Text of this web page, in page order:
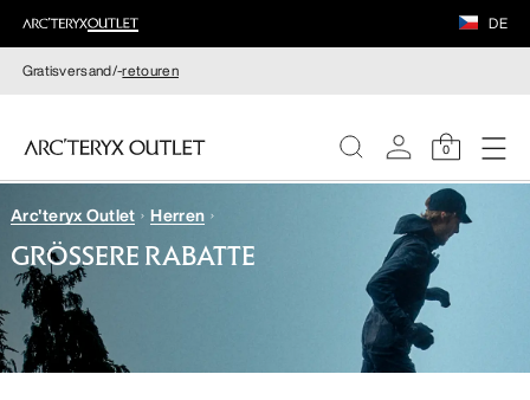
DE
Gratisversand/-retouren
0
DAMEN
HERREN
Arc'teryx Outlet Herren
GRÖSSERE RABATTE